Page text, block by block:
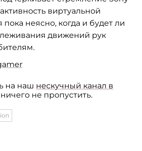
виртуальной
пока неясно, когда и будет ли
движений рук
на наш нескучный канал в
не пропустить.